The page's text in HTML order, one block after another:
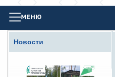
МЕНЮ
Новости